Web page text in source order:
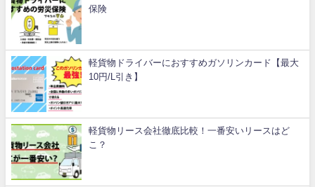
保険
軽貨物ドライバーにおすすめガソリンカード【最大
10円/L引き】
軽貨物リース会社徹底比較！一番安いリースはど
こ？